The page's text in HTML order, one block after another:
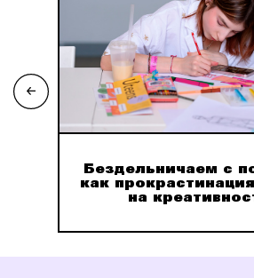
Бездельничаем с
как
на